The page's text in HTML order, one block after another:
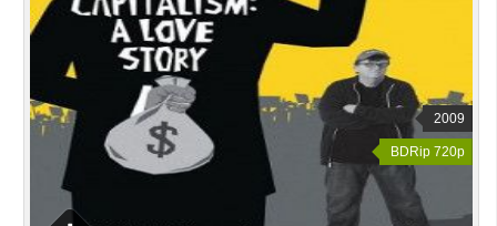
2009
BDRip 720p